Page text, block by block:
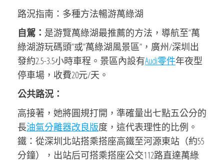
路況指南：多種方法暢游萬綠湖
自駕： 是游覽萬綠湖最推薦的方法，導航至”萬
綠湖游玩碼頭”或”萬綠湖風景區”，廣州/深圳出
發約2.5-3.5小時車程。景區內設有Audi零件年夜型
停車場，收費20元/天。
公共路況：
高接著，她將圓規打開，準確量出七點五公分的
長油氣分離器改良版度，這代表理性的比例。
鐵：從深圳北站搭乘搭座高鐵至河源東站（約55
分鐘），出站后可搭乘搭座公交112路直達萬綠